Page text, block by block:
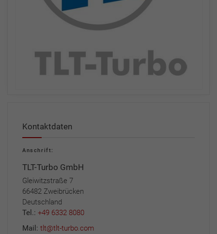
Kontaktdaten
Anschrift:
TLT-Turbo GmbH
Gleiwitzstraße 7
66482 Zweibrücken
Deutschland
Tel.: +49 6332 8080
Mail: tlt@tlt-turbo.com